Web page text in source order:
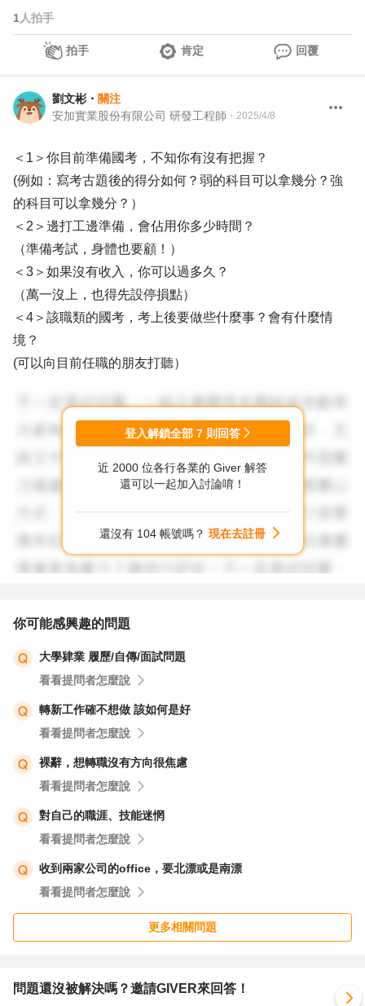
1 人拍手
拍手 肯定 回覆
劉文彬 ・ 關注
安加實業股份有限公司 研發工程師 ・ 2025/4/8
＜1＞你目前準備國考，不知你有沒有把握？
(例如：寫考古題後的得分如何？弱的科目可以拿幾分？強
的科目可以拿幾分？）
＜2＞邊打工邊準備，會佔用你多少時間？
（準備考試，身體也要顧！）
＜3＞如果沒有收入，你可以過多久？
（萬一沒上，也得先設停損點）
＜4＞該職類的國考，考上後要做些什麼事？會有什麼情
境？
(可以向目前任職的朋友打聽）
思考這四個問題後，應該會有答案！祝順心！
登入解鎖全部 7 則回答
近 2000 位各行各業的 Giver 解答
還可以一起加入討論唷！
還沒有 104 帳號嗎？ 現在去註冊
你可能感興趣的問題
大學肄業 履歷/自傳/面試問題
看看提問者怎麼說
轉新工作確不想做 該如何是好
看看提問者怎麼說
裸辭，想轉職沒有方向很焦慮
看看提問者怎麼說
對自己的職涯、技能迷惘
看看提問者怎麼說
收到兩家公司的office，要北漂或是南漂
看看提問者怎麼說
更多相關問題
問題還沒被解決嗎？邀請GIVER來回答！